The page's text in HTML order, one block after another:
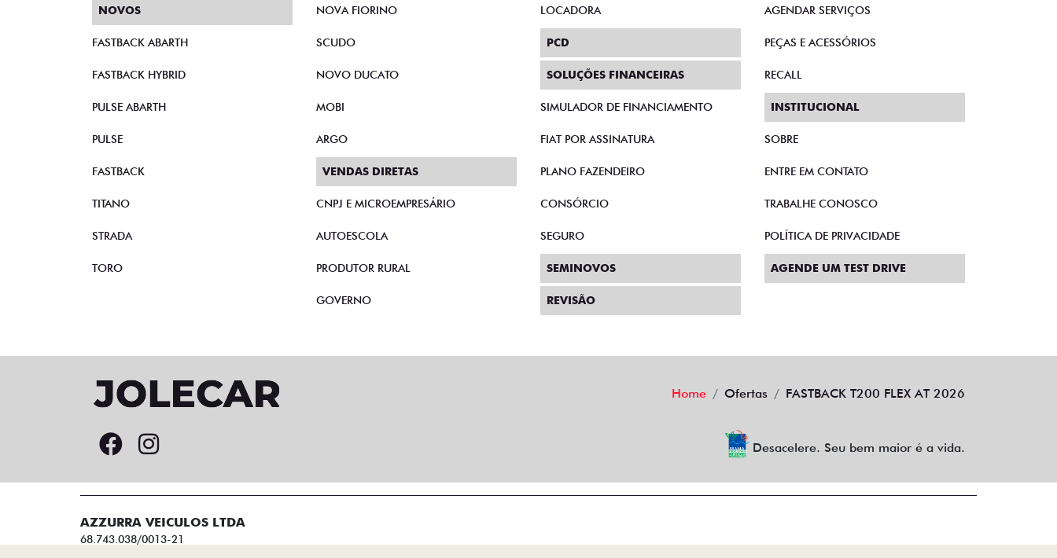
NOVOS
FASTBACK ABARTH
FASTBACK HYBRID
PULSE ABARTH
PULSE
FASTBACK
TITANO
STRADA
TORO
NOVA FIORINO
SCUDO
NOVO DUCATO
MOBI
ARGO
VENDAS DIRETAS
CNPJ E MICROEMPRESÁRIO
AUTOESCOLA
PRODUTOR RURAL
GOVERNO
LOCADORA
PCD
SOLUÇÕES FINANCEIRAS
SIMULADOR DE FINANCIAMENTO
FIAT POR ASSINATURA
PLANO FAZENDEIRO
CONSÓRCIO
SEGURO
SEMINOVOS
REVISÃO
AGENDAR SERVIÇOS
PEÇAS E ACESSÓRIOS
RECALL
INSTITUCIONAL
SOBRE
ENTRE EM CONTATO
TRABALHE CONOSCO
POLÍTICA DE PRIVACIDADE
AGENDE UM TEST DRIVE
Home Ofertas FASTBACK T200 FLEX AT 2026
Desacelere. Seu bem maior é a vida.
AZZURRA VEICULOS LTDA
68.743.038/0013-21